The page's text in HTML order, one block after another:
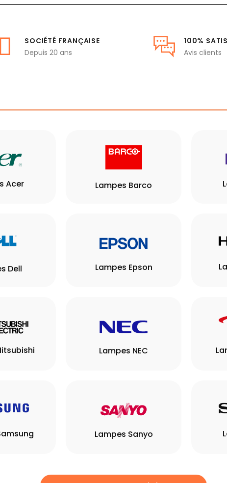
SOCIÉTÉ FRANÇAISE
Depuis 20 ans
100%
Avis clients
Acer Lampes Barco
Dell Lampes Epson
Lampes NEC
Lampes Sanyo